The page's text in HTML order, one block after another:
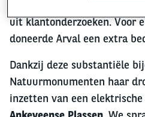
uit klantonderzoeken. Voor
doneerde Arval een extra
Dankzij deze substantiële
Natuurmonumenten haar
inzetten van een